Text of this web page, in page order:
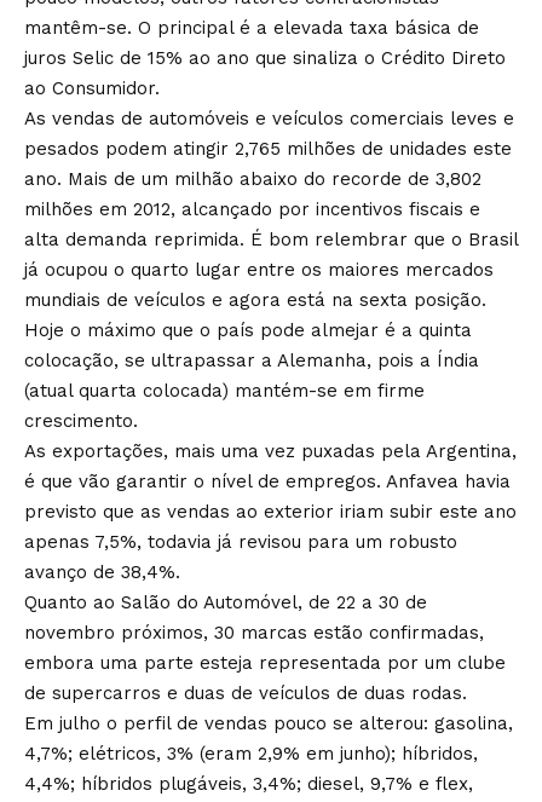
mantêm-se. O principal é a elevada taxa básica de
juros Selic de 15% ao ano que sinaliza o Crédito Direto
ao Consumidor.
As vendas de automóveis e veículos comerciais leves e
pesados podem atingir 2,765 milhões de unidades este
ano. Mais de um milhão abaixo do recorde de 3,802
milhões em 2012, alcançado por incentivos fiscais e
alta demanda reprimida. É bom relembrar que o Brasil
já ocupou o quarto lugar entre os maiores mercados
mundiais de veículos e agora está na sexta posição.
Hoje o máximo que o país pode almejar é a quinta
colocação, se ultrapassar a Alemanha, pois a Índia
(atual quarta colocada) mantém-se em firme
crescimento.
As exportações, mais uma vez puxadas pela Argentina,
é que vão garantir o nível de empregos. Anfavea havia
previsto que as vendas ao exterior iriam subir este ano
apenas 7,5%, todavia já revisou para um robusto
avanço de 38,4%.
Quanto ao Salão do Automóvel, de 22 a 30 de
novembro próximos, 30 marcas estão confirmadas,
embora uma parte esteja representada por um clube
de supercarros e duas de veículos de duas rodas.
Em julho o perfil de vendas pouco se alterou: gasolina,
4,7%; elétricos, 3% (eram 2,9% em junho); híbridos,
4,4%; híbridos plugáveis, 3,4%; diesel, 9,7% e flex,